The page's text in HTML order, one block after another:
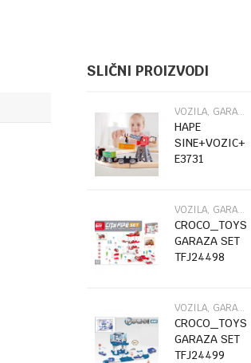
SLIČNI PROIZVODI
VOZILA, GARAŽE STAZE I SETOVI
HAPE
E3731
VOZILA, GARAŽE STAZE I SETOVI
CROCO_TOYS
GARAZA SET
TFJ24498
VOZILA, GARAŽE STAZE I SETOVI
CROCO_TOYS
GARAZA SET
TFJ24499